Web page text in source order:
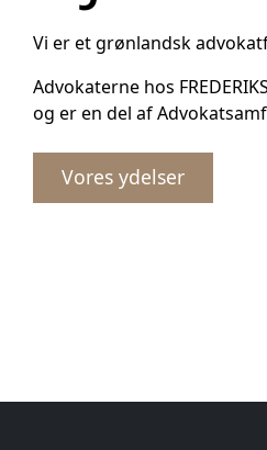
Vi er et grønlandsk
Advokaterne hos
og er en del af
Vores ydelser